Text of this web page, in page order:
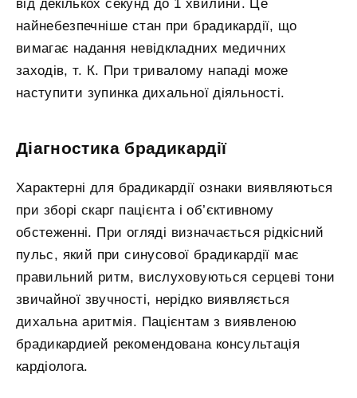
від декількох секунд до 1 хвилини. Це
найнебезпечніше стан при брадикардії, що
вимагає надання невідкладних медичних
заходів, т. К. При тривалому нападі може
наступити зупинка дихальної діяльності.
Діагностика брадикардії
Характерні для брадикардії ознаки виявляються
при зборі скарг пацієнта і об’єктивному
обстеженні. При огляді визначається рідкісний
пульс, який при синусової брадикардії має
правильний ритм, вислуховуються серцеві тони
звичайної звучності, нерідко виявляється
дихальна аритмія. Пацієнтам з виявленою
брадикардией рекомендована консультація
кардіолога.